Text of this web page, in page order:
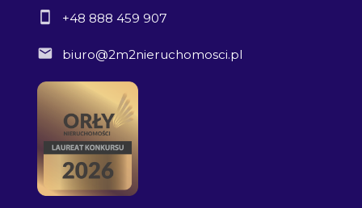
+48 888 459 907
biuro@2m2nieruchomosci.pl